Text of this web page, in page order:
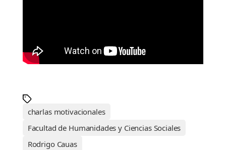
charlas motivacionales
Facultad de Humanidades y Ciencias Sociales
Rodrigo Cauas